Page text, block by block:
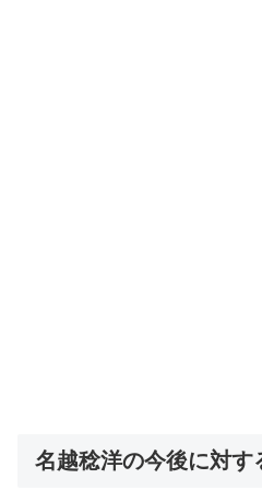
名越稔洋の今後に対す